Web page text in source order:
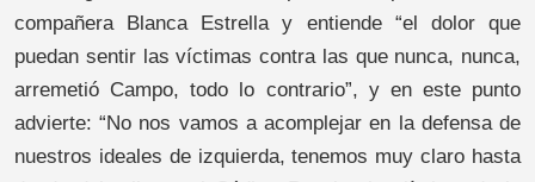
compañera Blanca Estrella y entiende “el dolor que
puedan sentir las víctimas contra las que nunca, nunca,
arremetió Campo, todo lo contrario”, y en este punto
advierte: “No nos vamos a acomplejar en la defensa de
nuestros ideales de izquierda, tenemos muy claro hasta